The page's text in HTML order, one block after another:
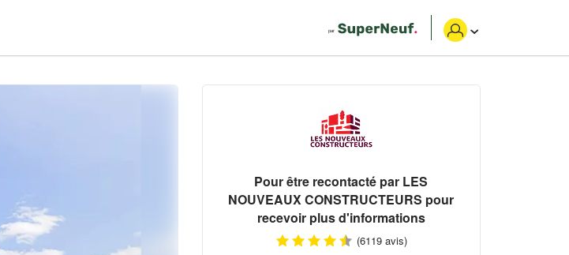
Pour être recontacté par LES
NOUVEAUX CONSTRUCTEURS pour
recevoir plus d'informations
(6119 avis)